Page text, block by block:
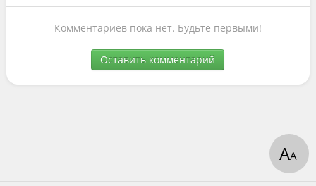
Комментариев пока нет. Будьте первыми!
Оставить комментарий
АА